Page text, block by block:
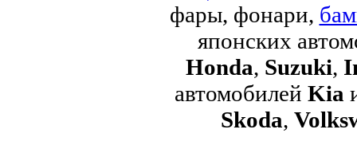
фары, фонари,
японских
Honda, Suzuki,
автомобилей Kia
Skoda,